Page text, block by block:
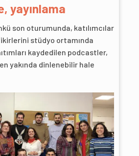
yayınlama
son oturumunda, katılımcılar
stüdyo ortamında
kaydedilen podcastler,
yakında dinlenebilir hale